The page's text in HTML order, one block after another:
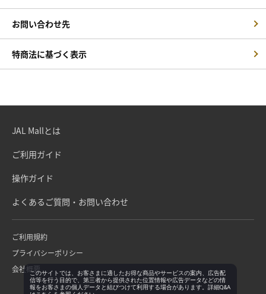
お問い合わせ先
特商法に基づく表示
JAL Mallとは
ご利用ガイド
操作ガイド
よくあるご質問・お問い合わせ
ご利用規約
プライバシーポリシー
会社概要このサイトでは、お客さまに適したお得な商品やサービスの案内、広告配
信等を行う目的で、第三者から提供された位置情報や広告データなどの情
報をお客さまの個人データと結びつけて利用する場合があります。詳細Q&A